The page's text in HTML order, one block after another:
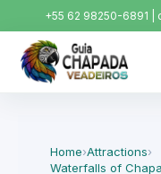
+55 62 98250-6891 |
Home›Attractions›
Waterfalls of